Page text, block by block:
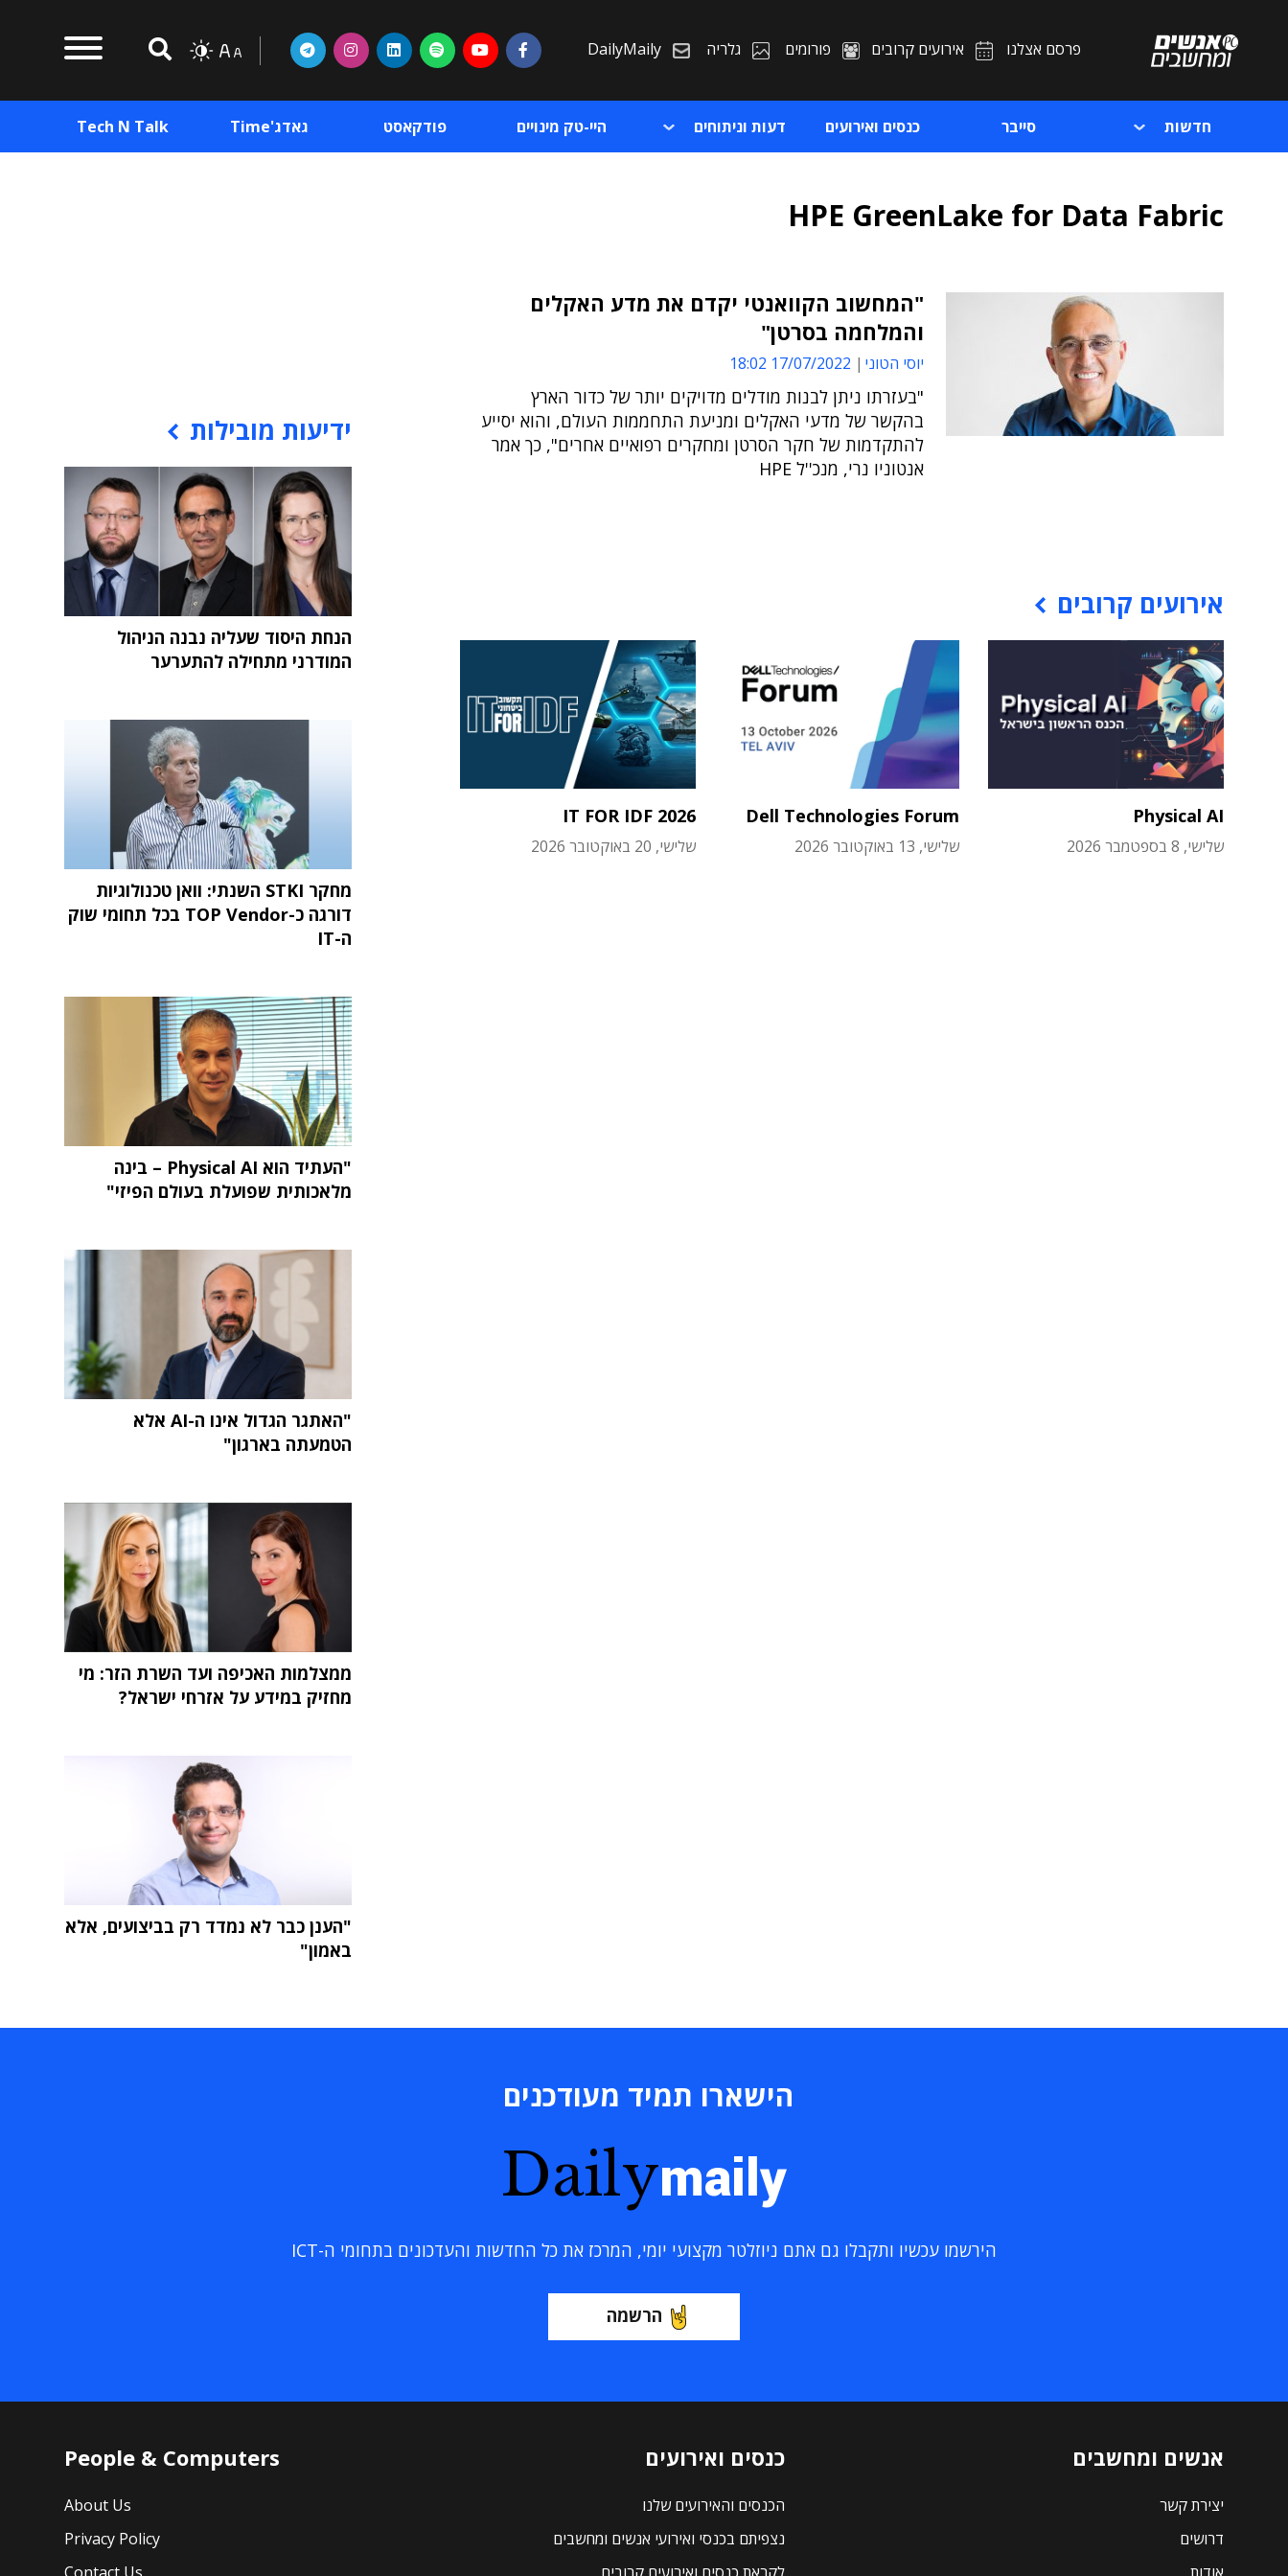
פרסם אצלנו אירועים קרובים פורומים גלריה DailyMaily
חדשות סייבר כנסים ואירועים דעות וניתוחים היי-טק מינויים פודקאסט גאדג'Time Tech N Talk
HPE GreenLake for Data Fabric
"המחשוב הקוואנטי יקדם את מדע האקלים
והמלחמה בסרטן"
יוסי הטוני 17/07/2022 18:02
"בעזרתו ניתן לבנות מודלים מדויקים יותר של כדור הארץ
בהקשר של מדעי האקלים ומניעת התחממות העולם, והוא יסייע
להתקדמות של חקר הסרטן ומחקרים רפואיים אחרים", כך אמר
אנטוניו נרי, מנכ''ל HPE
אירועים קרובים
Physical AI
שלישי, 8 בספטמבר 2026
Dell Technologies Forum
שלישי, 13 באוקטובר 2026
IT FOR IDF 2026
שלישי, 20 באוקטובר 2026
ידיעות מובילות
הנחת היסוד שעליה נבנה הניהול
המודרני מתחילה להתערער
מחקר STKI השנתי: וואן טכנולוגיות
דורגה כ-TOP Vendor בכל תחומי שוק
ה-IT
"העתיד הוא Physical AI – בינה
מלאכותית שפועלת בעולם הפיזי"
"האתגר הגדול אינו ה-AI אלא
הטמעתה בארגון"
ממצלמות האכיפה ועד השרת הזר: מי
מחזיק במידע על אזרחי ישראל?
"הענן כבר לא נמדד רק בביצועים, אלא
באמון"
הישארו תמיד מעודכנים
Dailymaily
הירשמו עכשיו ותקבלו גם אתם ניוזלטר מקצועי יומי, המרכז את כל החדשות והעדכונים בתחומי ה-ICT
הרשמה
אנשים ומחשבים
יצירת קשר
דרושים
כנסים ואירועים
הכנסים והאירועים שלנו
נצפיתם בכנסי ואירועי אנשים ומחשבים
People & Computers
About Us
Privacy Policy